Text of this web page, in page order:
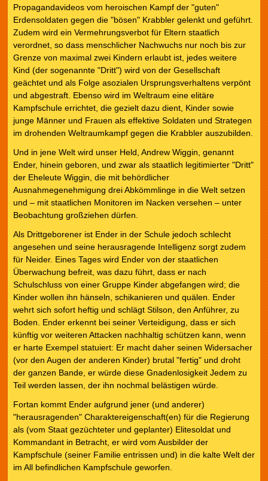
Propagandavideos vom heroischen Kampf der "guten"
Erdensoldaten gegen die "bösen" Krabbler gelenkt und geführt.
Zudem wird ein Vermehrungsverbot für Eltern staatlich
verordnet, so dass menschlicher Nachwuchs nur noch bis zur
Grenze von maximal zwei Kindern erlaubt ist, jedes weitere
Kind (der sogenannte "Dritt") wird von der Gesellschaft
geächtet und als Folge asozialen Ursprungsverhaltens verpönt
und abgestraft. Ebenso wird im Weltraum eine elitäre
Kampfschule errichtet, die gezielt dazu dient, Kinder sowie
junge Männer und Frauen als effektive Soldaten und Strategen
im drohenden Weltraumkampf gegen die Krabbler auszubilden.
Und in jene Welt wird unser Held, Andrew Wiggin, genannt
Ender, hinein geboren, und zwar als staatlich legitimierter "Dritt"
der Eheleute Wiggin, die mit behördlicher
Ausnahmegenehmigung drei Abkömmlinge in die Welt setzen
und – mit staatlichen Monitoren im Nacken versehen – unter
Beobachtung großziehen dürfen.
Als Drittgeborener ist Ender in der Schule jedoch schlecht
angesehen und seine herausragende Intelligenz sorgt zudem
für Neider. Eines Tages wird Ender von der staatlichen
Überwachung befreit, was dazu führt, dass er nach
Schulschluss von einer Gruppe Kinder abgefangen wird; die
Kinder wollen ihn hänseln, schikanieren und quälen. Ender
wehrt sich sofort heftig und schlägt Stilson, den Anführer, zu
Boden. Ender erkennt bei seiner Verteidigung, dass er sich
künftig vor weiteren Attacken nachhaltig schützen kann, wenn
er harte Exempel statuiert: Er macht daher seinen Widersacher
(vor den Augen der anderen Kinder) brutal "fertig" und droht
der ganzen Bande, er würde diese Gnadenlosigkeit Jedem zu
Teil werden lassen, der ihn nochmal belästigen würde.
Fortan kommt Ender aufgrund jener (und anderer)
"herausragenden" Charaktereigenschaft(en) für die Regierung
als (vom Staat gezüchteter und geplanter) Elitesoldat und
Kommandant in Betracht, er wird vom Ausbilder der
Kampfschule (seiner Familie entrissen und) in die kalte Welt der
im All befindlichen Kampfschule geworfen.